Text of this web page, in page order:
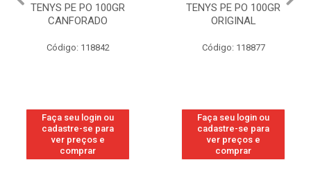
TENYS PE PO 100GR
CANFORADO
Código: 118842
Faça seu login ou
cadastre-se para
ver preços e
comprar
TENYS PE PO 100GR
ORIGINAL
Código: 118877
Faça seu login ou
cadastre-se para
ver preços e
comprar